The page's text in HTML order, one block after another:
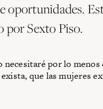
oportunidades.
por Sexto Piso.
por lo menos
que las mujeres